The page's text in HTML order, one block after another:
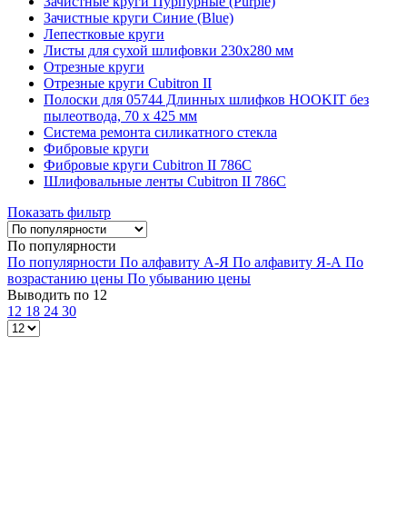
Зачистные круги Синие (Blue)
Лепестковые круги
Листы для сухой шлифовки 230x280 мм
Отрезные круги
Отрезные круги Cubitron II
Полоски для 05744 Длинных шлифков HOOKIT без
пылеотвода, 70 x 425 мм
Система ремонта силикатного стекла
Фибровые круги
Фибровые круги Cubitron II 786C
Шлифовальные ленты Cubitron II 786C
Показать фильтр
По популярности
По популярности По алфавиту А-Я По алфавиту Я-А По
возрастанию цены По убыванию цены
Выводить по 12
12 18 24 30